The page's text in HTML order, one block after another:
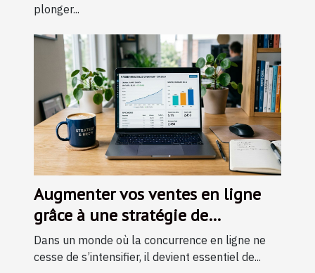
plonger...
Augmenter vos ventes en ligne
grâce à une stratégie de
référencement naturel efficace
Dans un monde où la concurrence en ligne ne
cesse de s’intensifier, il devient essentiel de...